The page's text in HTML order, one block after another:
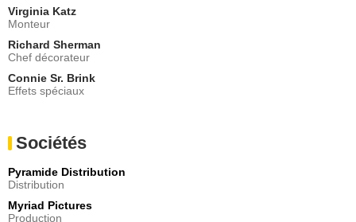
Virginia Katz
Monteur
Richard Sherman
Chef décorateur
Connie Sr. Brink
Effets spéciaux
Sociétés
Pyramide Distribution
Distribution
Myriad Pictures
Production